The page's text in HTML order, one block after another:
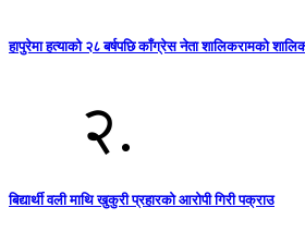
हापुरेमा हत्याको २८ बर्षपछि काँग्रेस नेता शालिकरामको शालिक
२.
बिद्यार्थी वली माथि खुकुरी प्रहारको आरोपी गिरी पक्राउ